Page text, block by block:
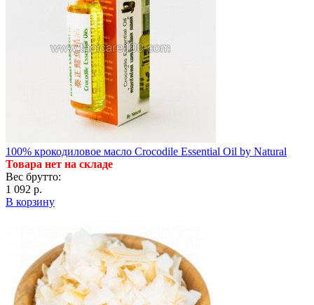
100% крокодиловое масло Crocodile Essential Oil by Natural
Товара нет на складе
Вес брутто:
1 092 р.
В корзину